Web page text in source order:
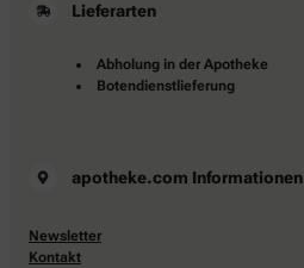
Lieferarten
Abholung in der Apotheke
Botendienstlieferung
apotheke.com Informationen
Newsletter
Kontakt